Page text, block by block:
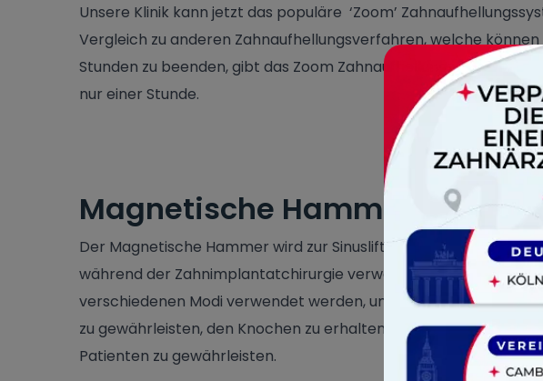
Unsere Klinik kann jetzt das populäre ‘Zoom’
Vergleich zu anderen Zahnaufhellungsverfahren, welche
Stunden zu beenden, gibt das Zoom Zahnaufhellungssystem
nur einer Stunde.
Magnetische Hammer
Der Magnetische Hammer wird zur Sinuslifting,
während der Zahnimplantatchirurgie verwendet. Dieses Gerät
verschiedenen Modi verwendet werden, um eine bessere
zu gewährleisten, den Knochen zu erhalten und den
Patienten zu gewährleisten.